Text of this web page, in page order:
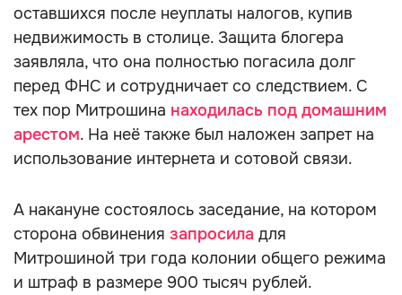
оставшихся после неуплаты налогов, купив
недвижимость в столице. Защита блогера
заявляла, что она полностью погасила долг
перед ФНС и сотрудничает со следствием. С
тех пор Митрошина находилась под домашним
арестом. На неё также был наложен запрет на
использование интернета и сотовой связи.
А накануне состоялось заседание, на котором
сторона обвинения запросила для
Митрошиной три года колонии общего режима
и штраф в размере 900 тысяч рублей.